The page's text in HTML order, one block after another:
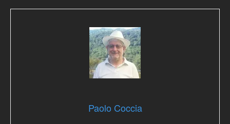
Paolo Coccia